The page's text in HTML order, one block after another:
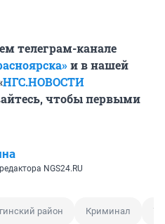
телеграм-канале
и в нашей
НГС.НОВОСТИ
чтобы первыми
NGS24.RU
район Криминал